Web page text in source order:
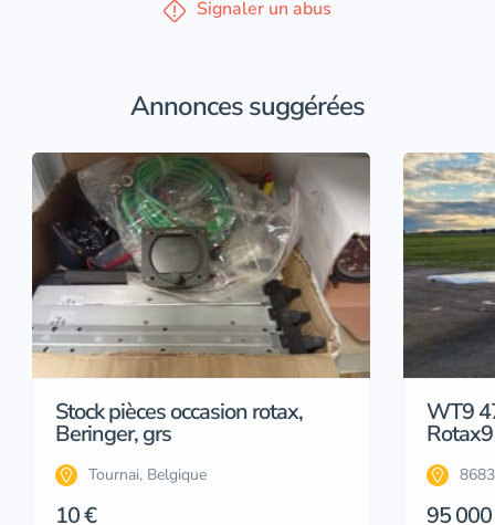
Signaler un abus
Annonces suggérées
Stock pièces occasion rotax,
Beringer, grs
Tournai, Belgique
10 €
WT9
95